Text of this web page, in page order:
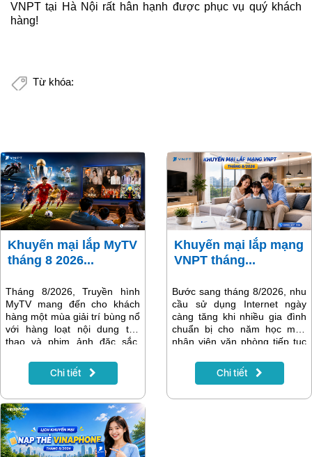
VNPT tại Hà Nội rất hân hạnh được phục vụ quý khách
hàng!
Từ khóa:
Khuyến mại lắp MyTV
tháng 8 2026...
Tháng 8/2026, Truyền hình
MyTV mang đến cho khách
hàng một mùa giải trí bùng nổ
với hàng loạt nội dung thể
thao và phim ảnh đặc sắc.
vô địch bóng đá Đông Nam Á
ASEAN Hyundai Cup 2026
được người hâm mộ bóng đá
Việt Nam mong chờ nhất
trong năm. Bên cạnh đó là
nhiều giải đấu quốc tế hấp
dẫn, gameshow đình đám và
Chi tiết
Khuyến mại lắp mạng
VNPT tháng...
Bước sang tháng 8/2026, nhu
cầu sử dụng Internet ngày
càng tăng khi nhiều gia đình
chuẩn bị cho năm học mới,
nhân viên văn phòng tiếp tục
thiết bị thông minh trong gia
đình trở nên phổ biến hơn.
Chi tiết